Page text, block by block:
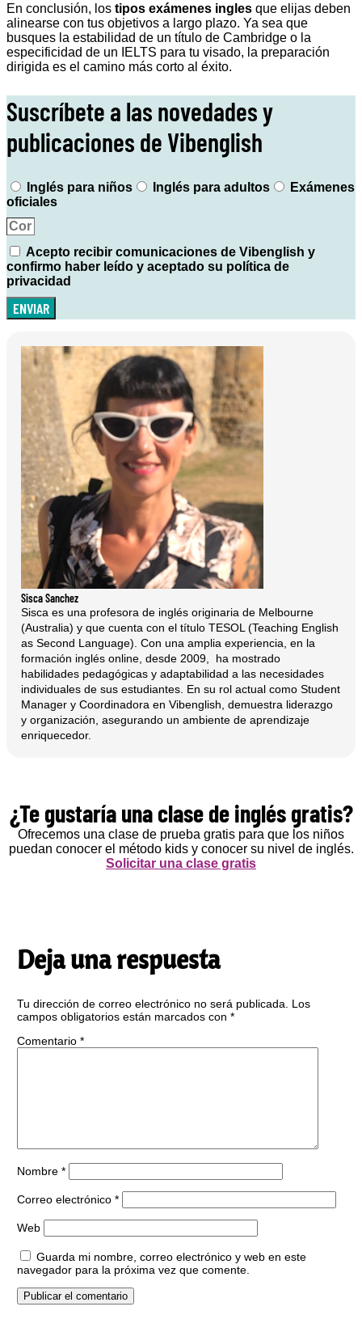
En conclusión, los tipos exámenes ingles que elijas deben
alinearse con tus objetivos a largo plazo. Ya sea que
busques la estabilidad de un título de Cambridge o la
especificidad de un IELTS para tu visado, la preparación
dirigida es el camino más corto al éxito.
Suscríbete a las novedades y
publicaciones de Vibenglish
Inglés para niños Inglés para adultos
Exámenes
oficiales
Acepto recibir comunicaciones de Vibenglish y
confirmo haber leído y aceptado su política de
privacidad
ENVIAR
Sisca Sanchez
Sisca es una profesora de inglés originaria de Melbourne
(Australia) y que cuenta con el título TESOL (Teaching English
as Second Language). Con una amplia experiencia, en la
formación inglés online, desde 2009, ha mostrado
habilidades pedagógicas y adaptabilidad a las necesidades
individuales de sus estudiantes. En su rol actual como Student
Manager y Coordinadora en Vibenglish, demuestra liderazgo
y organización, asegurando un ambiente de aprendizaje
enriquecedor.
¿Te gustaría una clase de inglés gratis?
Ofrecemos una clase de prueba gratis para que los niños
puedan conocer el método kids y conocer su nivel de inglés.
Solicitar una clase gratis
Deja una respuesta
Tu dirección de correo electrónico no será publicada.
Los
campos obligatorios están marcados con *
Comentario *
Nombre *
Correo electrónico *
Web
Guarda mi nombre, correo electrónico y web en este
navegador para la próxima vez que comente.